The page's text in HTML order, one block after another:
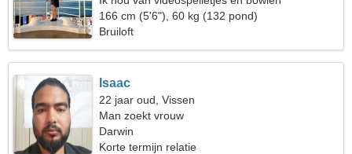
166 cm (5'6"), 60 kg (132 pond)
Bruiloft
Isaac
22 jaar oud, Vissen
Man zoekt vrouw
Darwin
Korte termijn relatie